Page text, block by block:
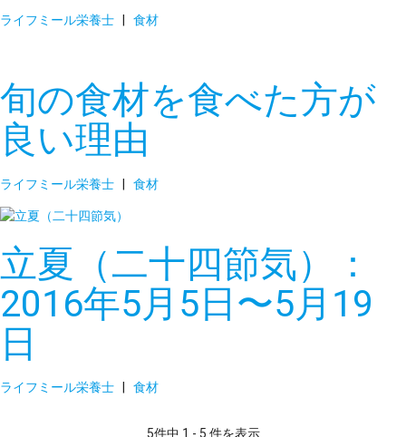
ライフミール栄養士 | 食材
旬の食材を食べた方が
良い理由
ライフミール栄養士 | 食材
立夏（二十四節気）：
2016年5月5日〜5月19
日
ライフミール栄養士 | 食材
5件中 1 - 5 件を表示